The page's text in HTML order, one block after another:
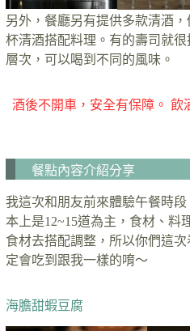
另外，餐廳另有提供多款清酒
杯清酒搭配料理。有的壽司就
層次，可以喝到不同的風味。
酒後不開車，安全有保障。 飲
餐點內容介紹分享
我這次和朋友前來體驗午餐時
本上是12~15道為主，食材、料
食材去搭配調整，所以你們這
定會吃到跟我一樣的唷～
海膽甜蝦豆腐